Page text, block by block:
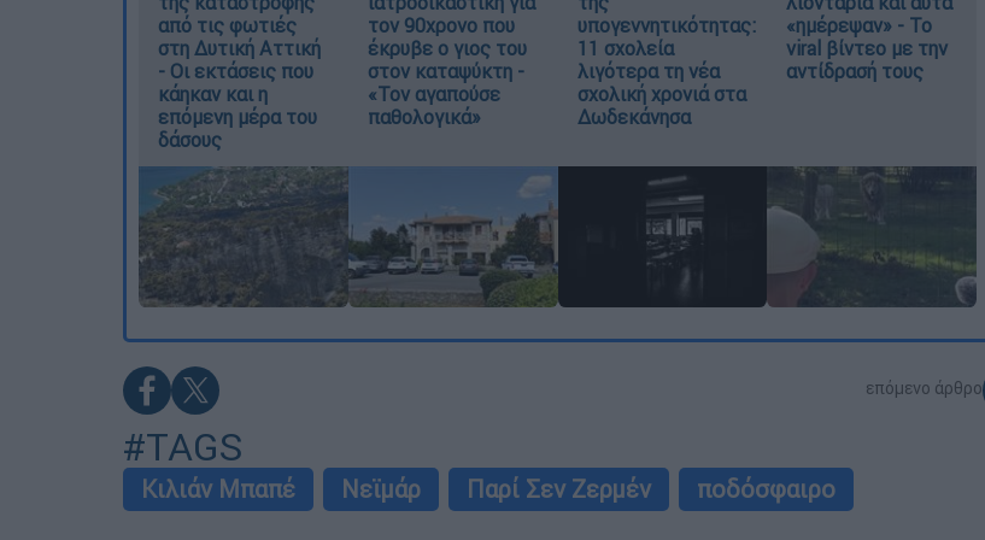
από τις φωτιές
στη Δυτική Αττική
- Οι εκτάσεις που
κάηκαν και η
επόμενη μέρα του
δάσους
τον 90χρονο που
έκρυβε ο γιος του
στον καταψύκτη -
«Τον αγαπούσε
παθολογικά»
υπογεννητικότητας:
11 σχολεία
λιγότερα τη νέα
σχολική χρονιά στα
Δωδεκάνησα
«ημέρεψαν» - Το
viral βίντεο με την
αντίδρασή τους
επόμενο άρθρο
#TAGS
Κιλιάν Μπαπέ Νεϊμάρ Παρί Σεν Ζερμέν ποδόσφαιρο